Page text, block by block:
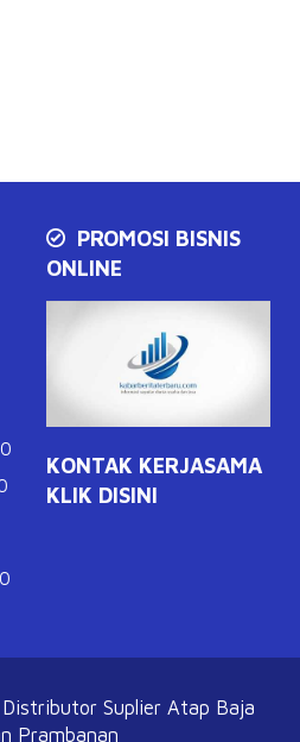
PROMOSI BISNIS
ONLINE
KONTAK KERJASAMA
KLIK DISINI
Suplier Atap Baja
Prambanan